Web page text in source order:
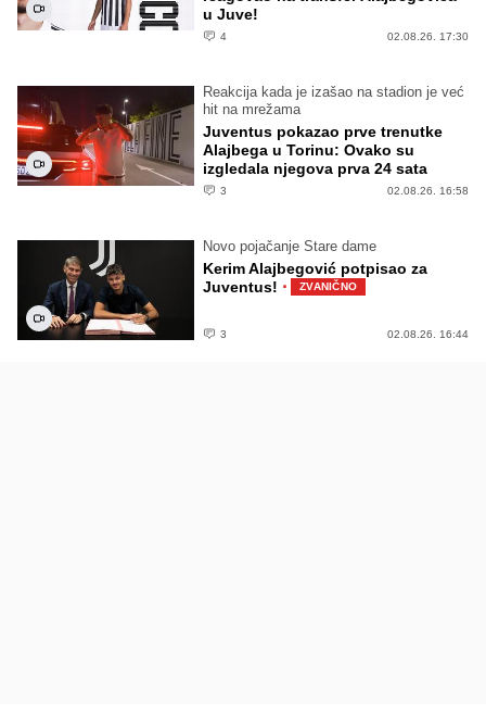
u Juve!
4 02.08.26. 17:30
Reakcija kada je izašao na stadion je već
hit na mrežama
Juventus pokazao prve trenutke
Alajbega u Torinu: Ovako su
izgledala njegova prva 24 sata
3 02.08.26. 16:58
Novo pojačanje Stare dame
Kerim Alajbegović potpisao za
Juventus! · ZVANIČNO
3 02.08.26. 16:44